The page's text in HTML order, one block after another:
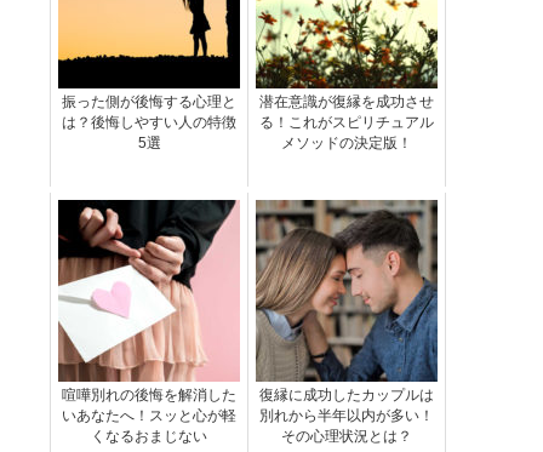
振った側が後悔する心理と
は？後悔しやすい人の特徴
5選
潜在意識が復縁を成功させ
る！これがスピリチュアル
メソッドの決定版！
喧嘩別れの後悔を解消した
いあなたへ！スッと心が軽
くなるおまじない
復縁に成功したカップルは
別れから半年以内が多い！
その心理状況とは？